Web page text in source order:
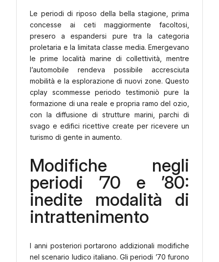
Le periodi di riposo della bella stagione, prima
concesse ai ceti maggiormente facoltosi,
presero a espandersi pure tra la categoria
proletaria e la limitata classe media. Emergevano
le prime località marine di collettività, mentre
l’automobile rendeva possibile accresciuta
mobilità e la esplorazione di nuovi zone. Questo
cplay scommesse periodo testimoniò pure la
formazione di una reale e propria ramo del ozio,
con la diffusione di strutture marini, parchi di
svago e edifici ricettive create per ricevere un
turismo di gente in aumento.
Modifiche negli
periodi ’70 e ’80:
inedite modalità di
intrattenimento
I anni posteriori portarono addizionali modifiche
nel scenario ludico italiano. Gli periodi ’70 furono